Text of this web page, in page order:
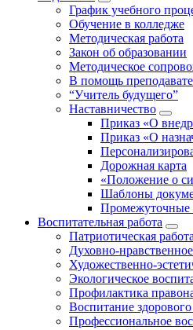
График учебного
Обучение в колледже
Методическая работа
Закон об образовании
Методическое
В помощь
“Учитель будущего”
Наставничество
Приказ «О
Приказ «О
Дорожная карта
«Положение о
Шаблоны
Промежуточные
Воспитательная работа
Патриотическая работа
Духовно-
Художественно-
Экологическое
Профилактика
Воспитание
Профессиональное